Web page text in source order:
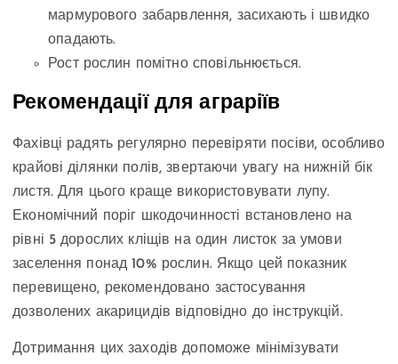
мармурового забарвлення, засихають і швидко
опадають.
Рост рослин помітно сповільнюється.
Рекомендації для аграріїв
Фахівці радять регулярно перевіряти посіви, особливо
крайові ділянки полів, звертаючи увагу на нижній бік
листя. Для цього краще використовувати лупу.
Економічний поріг шкодочинності встановлено на
рівні 5 дорослих кліщів на один листок за умови
заселення понад 10% рослин. Якщо цей показник
перевищено, рекомендовано застосування
дозволених акарицидів відповідно до інструкцій.
Дотримання цих заходів допоможе мінімізувати